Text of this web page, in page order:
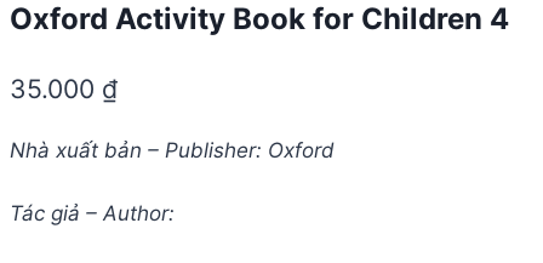
Oxford Activity Book for Children 4
35.000 ₫
Nhà xuất bản – Publisher: Oxford
Tác giả – Author: